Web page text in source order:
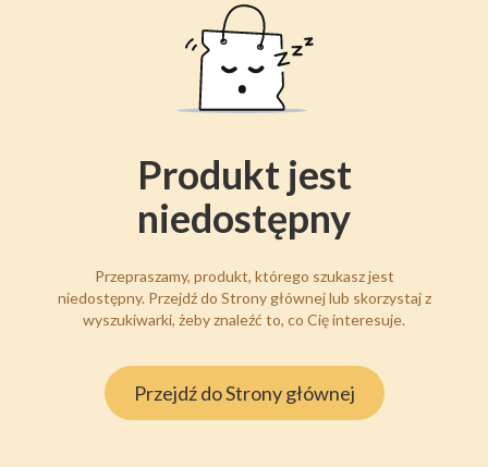
Produkt jest
niedostępny
Przepraszamy, produkt, którego szukasz jest
niedostępny. Przejdź do Strony głównej lub skorzystaj z
wyszukiwarki, żeby znaleźć to, co Cię interesuje.
Przejdź do Strony głównej